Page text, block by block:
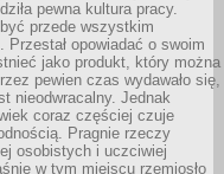
pewna kultura pracy.
przede wszystkim
Przestał opowiadać o swoim
jako produkt, który można
pewien czas wydawało się,
nieodwracalny. Jednak
coraz częściej czuje
Pragnie rzeczy
osobistych i uczciwiej
w tym miejscu rzemiosło